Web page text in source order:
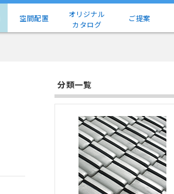
空間配置
オリジナル
カタログ
ご提案
分類一覧